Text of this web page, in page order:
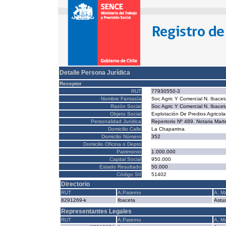
Detalle Persona Jurídica
Receptor
RUT
77930550-3
Nombre Fantasía
Soc Agric Y Comercial N.
Razón Social
Soc Agric Y Comercial N.
Objeto Social
Explotación De Predios
Personalidad Jurídica
Repertorio Nº 489. Notaria
Domicilio Calle
La Chaparrina
Domicilio Número
352
Domicilio Oficina o Depto
Patrimonio
1.000.000
Capital Social
950.000
Estado Resultado
50.000
Código SII
51402
Directorio
RUT A.Paterno
A.
8291269-k
Ibaceta
Representantes Legales
RUT A.Paterno
A.